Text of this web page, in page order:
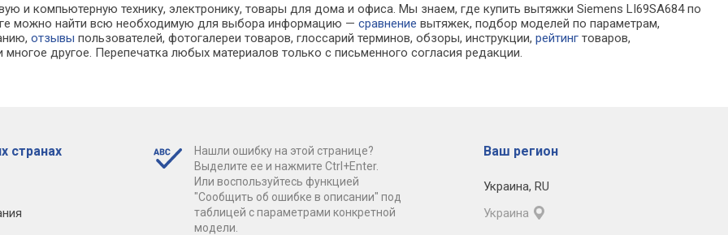
и компьютерную технику, электронику, товары для дома и офиса. Мы знаем, где купить вытяжки Siemens LI69SA684 по
можно найти всю необходимую для выбора информацию —сравнение вытяжек, подбор моделей по параметрам,
отзывы пользователей, фотогалереи товаров, глоссарий терминов, обзоры, инструкции,рейтинг товаров,
многое другое. Перепечатка любых материалов только с письменного согласия редакции.
странах
Нашли ошибку на этой странице?
Выделите ее и нажмите Ctrl+Enter.
Или воспользуйтесь функцией
"Сообщить об ошибке в описании" под
таблицей с параметрами конкретной
модели.
Ваш регион
Украина, RU
Украина